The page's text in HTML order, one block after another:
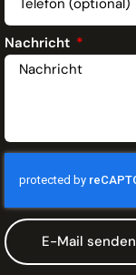
Nachricht
E-Mail senden